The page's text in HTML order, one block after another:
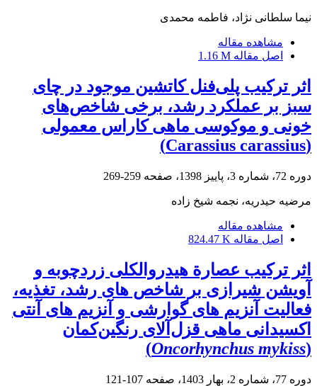
نیما سلطانی نژاد، فاطمه محمدی
مشاهده مقاله
اصل مقاله 1.16 M
اثر ترکیب پلی‌فنل کاتشین موجود در چای
سبز بر عملکرد رشد، برخی شاخص‌های
خونی و موکوسی ماهی کاراس معمولی
(Carassius carassius)
دوره 72، شماره 3، پاییز 1398، صفحه 259-269
مرضیه حیدریه، نجمه شیخ زاده
مشاهده مقاله
اصل مقاله 824.47 K
اثر ترکیب عصارة هیدروالکلی زردچوبه و
آویشن شیرازی بر شاخص های رشد، تغذیه،
فعالیت آنزیم های گوارشی و آنزیم های آنتی
اکسیدانی ماهی قزل‌آلای رنگین‌کمان
(
Oncorhynchus mykiss
)
دوره 77، شماره 2، بهار 1403، صفحه 107-121